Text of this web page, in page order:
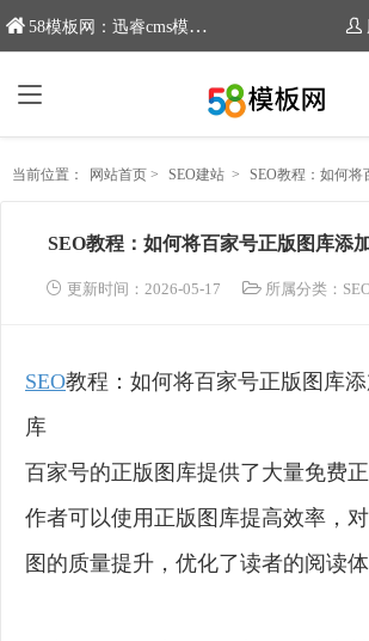
58模板网：迅睿cms模板专业分享平台，新域名：www.moban58.com
当前位置： 网站首页 > SEO建站 > SEO教程：如何将百
SEO教程：如何将百家号正版图库添
更新时间：2026-05-17 所属分类：
SEO教程：如何将百家号正版图库
库
百家号的正版图库提供了大量免费
作者可以使用正版图库提高效率，
图的质量提升，优化了读者的阅读体